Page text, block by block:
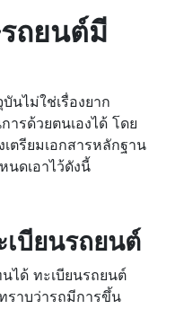
ถยนต์มี
นไม่ใช่เรื่องยาก
ารด้วยตนเองได้ โดย
ตรียมเอกสารหลักฐาน
นดเอาไว้ดังนี้
เบียนรถยนต์
ได้ ทะเบียนรถยนต์
ราบว่ารถมีการขึ้น